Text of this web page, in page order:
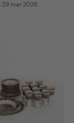
29 mar 2026